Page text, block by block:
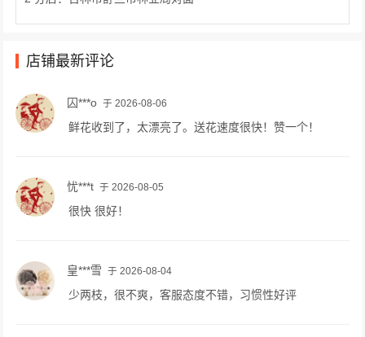
店铺最新评论
囚***o 于 2026-08-06
鲜花收到了，太漂亮了。送花速度很快！赞一个！
忧***t 于 2026-08-05
很快 很好！
皇***雪 于 2026-08-04
少两枝，很不爽，客服态度不错，习惯性好评